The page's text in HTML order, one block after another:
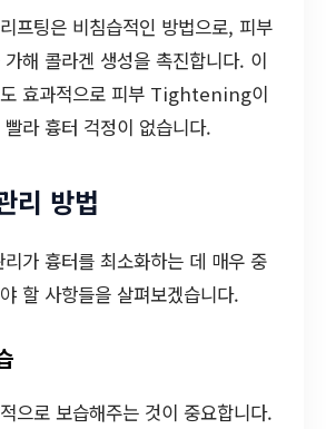
프팅은 비침습적인 방법으로, 피부
해 콜라겐 생성을 촉진합니다. 이
도 효과적으로 피부 Tightening이
라 흉터 걱정이 없습니다.
리 방법
가 흉터를 최소화하는 데 매우 중
할 사항들을 살펴보겠습니다.
으로 보습해주는 것이 중요합니다.